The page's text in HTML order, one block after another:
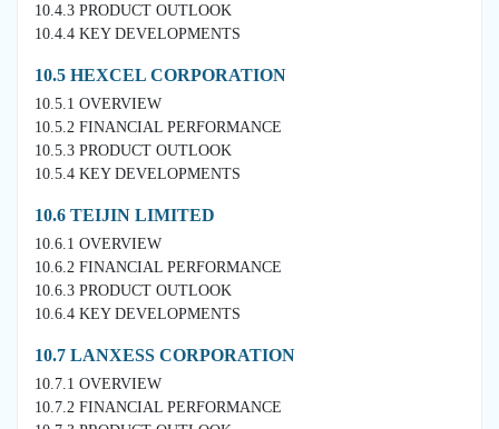
10.4.3 PRODUCT OUTLOOK
10.4.4 KEY DEVELOPMENTS
10.5 HEXCEL CORPORATION
10.5.1 OVERVIEW
10.5.2 FINANCIAL PERFORMANCE
10.5.3 PRODUCT OUTLOOK
10.5.4 KEY DEVELOPMENTS
10.6 TEIJIN LIMITED
10.6.1 OVERVIEW
10.6.2 FINANCIAL PERFORMANCE
10.6.3 PRODUCT OUTLOOK
10.6.4 KEY DEVELOPMENTS
10.7 LANXESS CORPORATION
10.7.1 OVERVIEW
10.7.2 FINANCIAL PERFORMANCE